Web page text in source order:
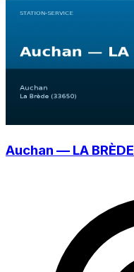
Auchan — LA BRÈDE